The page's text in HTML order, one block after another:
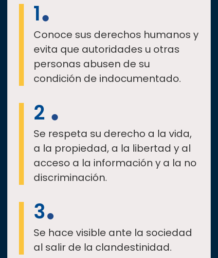
1
Conoce sus derechos humanos y
evita que autoridades u otras
personas abusen de su
condición de indocumentado.
2
Se respeta su derecho a la vida,
a la propiedad, a la libertad y al
acceso a la información y a la no
discriminación.
3
Se hace visible ante la sociedad
al salir de la clandestinidad.